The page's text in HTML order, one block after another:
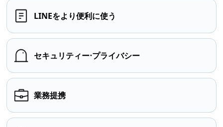
LINEをより便利に使う
セキュリティー⋅プライバシー
業務提携